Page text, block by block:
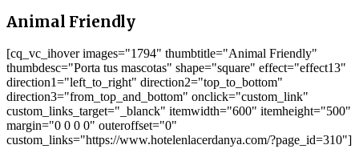
Animal Friendly
[cq_vc_ihover images="1794" thumbtitle="Animal Friendly"
thumbdesc="Porta tus mascotas" shape="square" effect="effect13"
direction1="left_to_right" direction2="top_to_bottom"
direction3="from_top_and_bottom" onclick="custom_link"
custom_links_target="_blanck" itemwidth="600" itemheight="500"
margin="0 0 0 0" outeroffset="0"
custom_links="https://www.hotelenlacerdanya.com/?page_id=310"]